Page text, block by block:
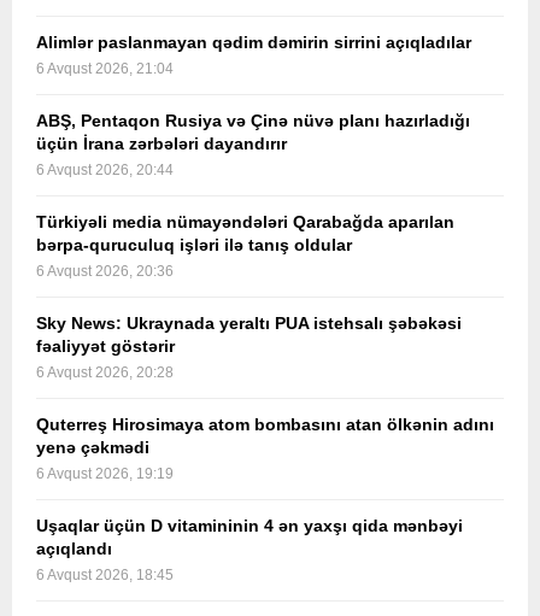
Alimlər paslanmayan qədim dəmirin sirrini açıqladılar
6 Avqust 2026, 21:04
ABŞ, Pentaqon Rusiya və Çinə nüvə planı hazırladığı
üçün İrana zərbələri dayandırır
6 Avqust 2026, 20:44
Türkiyəli media nümayəndələri Qarabağda aparılan
bərpa-quruculuq işləri ilə tanış oldular
6 Avqust 2026, 20:36
Sky News: Ukraynada yeraltı PUA istehsalı şəbəkəsi
fəaliyyət göstərir
6 Avqust 2026, 20:28
Quterreş Hirosimaya atom bombasını atan ölkənin adını
yenə çəkmədi
6 Avqust 2026, 19:19
Uşaqlar üçün D vitamininin 4 ən yaxşı qida mənbəyi
açıqlandı
6 Avqust 2026, 18:45